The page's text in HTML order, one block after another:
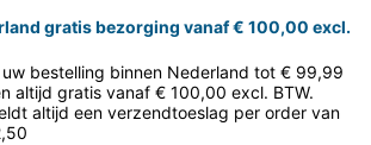
gratis bezorging vanaf € 100,00 excl.
bestelling binnen Nederland tot € 99,99
altijd gratis vanaf € 100,00 excl. BTW.
altijd een verzendtoeslag per order van